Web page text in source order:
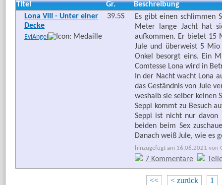
Titel Gr.
Beschreibung
Lona VIII - Unter einer
Decke
EviAngel
39.5S
Es gibt einen schlimmen
Meter lange Jacht hat
aufkommen. Er bietet 15
Jule und überweist 5 Mio
Onkel besorgt eins. Ein
Comtesse Lona wird in
In der Nacht wacht Lona
das Geständnis von Jule
weshalb sie selber keinen
Seppi kommt zu Besuch
Seppi ist nicht nur davon
beiden beim Sex
Danach weiß Jule, wie es
hinzugefügt am 16.06.2021 von
7 Kommentare
<< < zurück 1